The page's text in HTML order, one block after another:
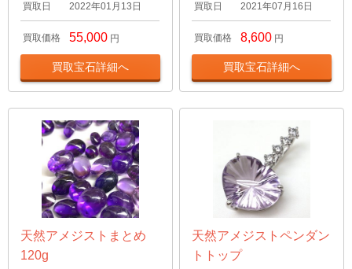
買取日 2022年01月13日
買取価格 55,000 円
買取宝石詳細へ
買取日 2021年07月16日
買取価格 8,600 円
買取宝石詳細へ
天然アメジストまとめ
120g
天然アメジストペンダン
トトップ